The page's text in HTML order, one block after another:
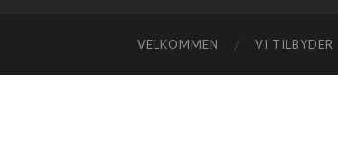
VELKOMMEN VI TILBYDER